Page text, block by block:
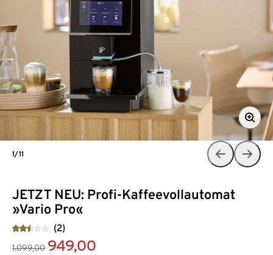
JETZT NEU: Profi-Kaffeevollautomat
»Vario Pro«
(2)
1.099,00 949,00
1/11